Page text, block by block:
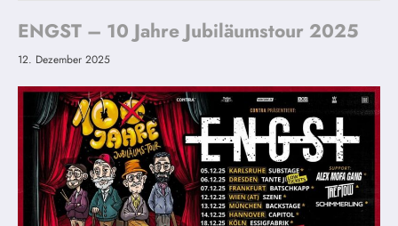
ENGST – 10 Jahre Jubiläumstour 2025
12. Dezember 2025